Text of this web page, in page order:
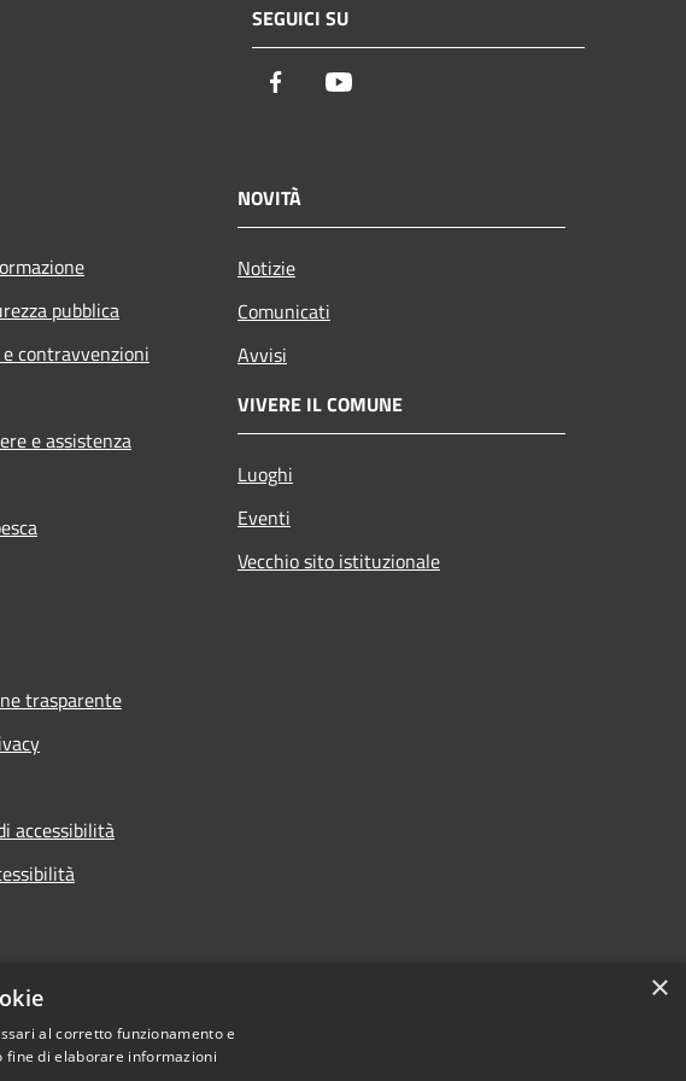
SEGUICI SU
Facebook
pubblica
contravvenzioni
e assistenza
NOVITÀ
Notizie
Comunicati
Avvisi
VIVERE IL COMUNE
Luoghi
Eventi
Vecchio sito istituzionale
trasparente
accessibilità
×
al corretto funzionamento e
fine di elaborare informazioni